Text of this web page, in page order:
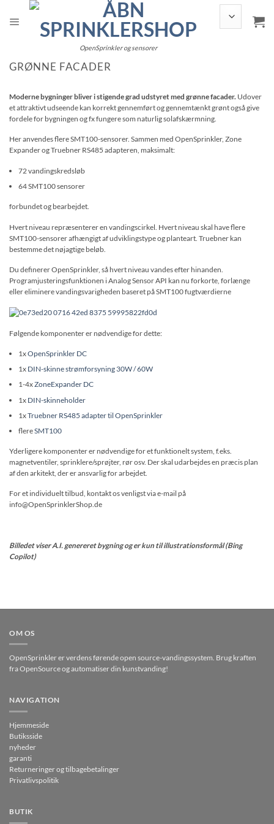
indhold
OpenSprinkler og sensorer
GRØNNE FACADER
Moderne bygninger bliver i stigende grad udstyret med grønne facader. Udover
et attraktivt udseende kan korrekt gennemført og gennemtænkt grønt også give
fordele for bygningen og fx fungere som naturlig solafskærmning.
Her anvendes flere SMT100-sensorer. Sammen med OpenSprinkler, Zone
Expander og Truebner RS485 adapteren, maksimalt:
72 vandingskredsløb
64 SMT100 sensorer
forbundet og bearbejdet.
Hvert niveau repræsenterer en vandingscirkel. Hvert niveau skal have flere
SMT100-sensorer afhængigt af udviklingstype og planteart. Truebner kan
bestemme det nøjagtige beløb.
Du definerer OpenSprinkler, så hvert niveau vandes efter hinanden.
Programjusteringsfunktionen i Analog Sensor API kan nu forkorte, forlænge
eller eliminere vandingsvarigheden baseret på SMT100 fugtværdierne
Følgende komponenter er nødvendige for dette:
1xOpenSprinkler DC
1x DIN-skinne strømforsyning 30W / 60W
1-4xZoneExpander DC
1x DIN-skinneholder
1xTruebner RS485 adapter til OpenSprinkler
flereSMT100
Yderligere komponenter er nødvendige for et funktionelt system, f.eks.
magnetventiler, sprinklere/sprøjter, rør osv. Der skal udarbejdes en præcis plan
af den arkitekt, der er ansvarlig for arbejdet.
For et individuelt tilbud, kontakt os venligst via e-mail på
info@OpenSprinklerShop.de
Billedet viser A.I. genereret bygning og er kun til illustrationsformål (Bing
Copilot)
OM OS
OpenSprinkler er verdens førende open source-vandingssystem. Brug kraften
fra OpenSource og automatiser din kunstvanding!
NAVIGATION
Hjemmeside
Butiksside
nyheder
garanti
Returneringer og tilbagebetalinger
Privatlivspolitik
BUTIK